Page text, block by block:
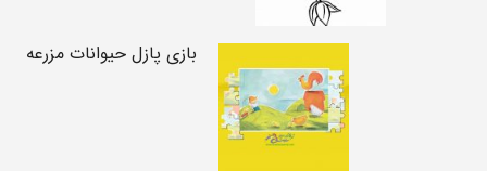
بازی پازل حیوانات مزرعه